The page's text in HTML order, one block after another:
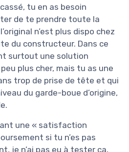
tu en as besoin
de te prendre toute la
n’est plus dispo chez
du constructeur. Dans ce
surtout une solution
plus cher, mais tu as une
trop de prise de tête et qui
du garde-boue d’origine,
une « satisfaction
si tu n’es pas
je n’ai pas eu à tester ça,